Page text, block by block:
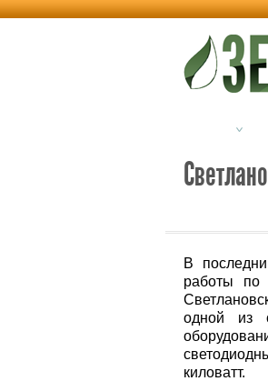
В
работы по
одной из
киловатт.